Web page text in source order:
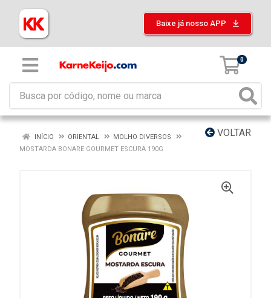
Baixe já nosso APP
0
VOLTAR
INÍCIO ORIENTAL
MOLHO DIVERSOS
MOSTARDA BONARE GOURMET ESCURA 190G